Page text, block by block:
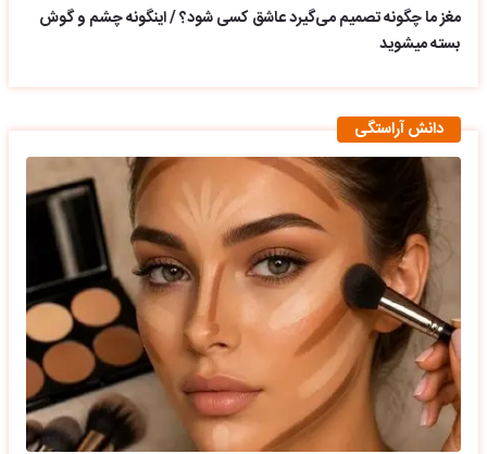
مغز ما چگونه تصمیم می‌گیرد عاشق کسی شود؟ / اینگونه چشم و گوش
بسته میشوید
دانش آراستگی